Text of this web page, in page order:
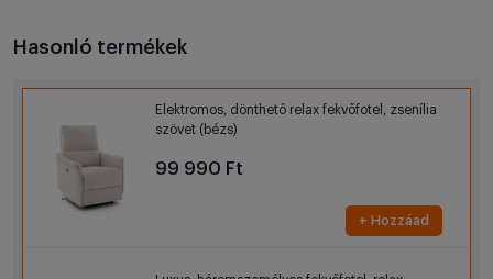
Hasonló termékek
Elektromos, dönthető relax fekvőfotel, zsenília
szövet (bézs)
99 990 Ft
+ Hozzáad